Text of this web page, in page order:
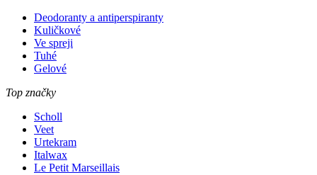
Deodoranty a antiperspiranty
Kuličkové
Ve spreji
Tuhé
Gelové
Top značky
Scholl
Veet
Urtekram
Italwax
Le Petit Marseillais